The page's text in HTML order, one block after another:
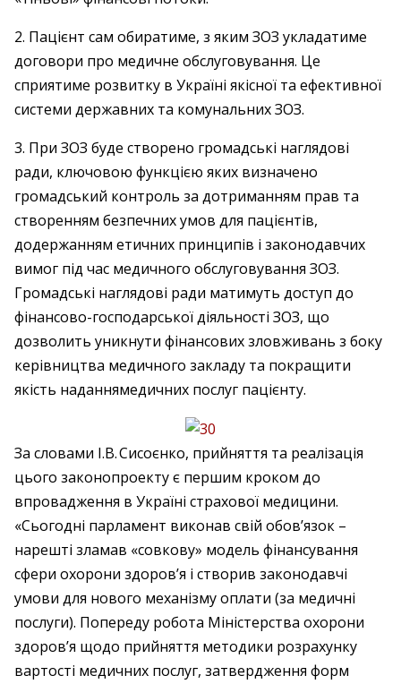
2. Пацієнт сам обиратиме, з яким ЗОЗ укладатиме
договори про медичне обслуговування. Це
сприятиме розвитку в Україні якісної та ефективної
системи державних та комунальних ЗОЗ.
3. При ЗОЗ буде створено громадські наглядові
ради, ключовою функцією яких визначено
громадський контроль за дотриманням прав та
створенням безпечних умов для пацієнтів,
додержанням етичних принципів і законодавчих
вимог під час медичного обслуговування ЗОЗ.
Громадські наглядові ради матимуть доступ до
фінансово-господарської діяльності ЗОЗ, що
дозволить уникнути фінансових зловживань з боку
керівництва медичного закладу та покращити
якість наданнямедичних послуг пацієнту.
За словами І.В. Сисоєнко, прийняття та реалізація
цього законопроекту є першим кроком до
впровадження в Україні страхової медицини.
«Сьогодні парламент виконав свій обов’язок –
нарешті зламав «совкову» модель фінансування
сфери охорони здоров’я і створив законодавчі
умови для нового механізму оплати (за медичні
послуги). Попереду робота Міністерства охорони
здоров’я щодо прийняття методики розрахунку
вартості медичних послуг, затвердження форм